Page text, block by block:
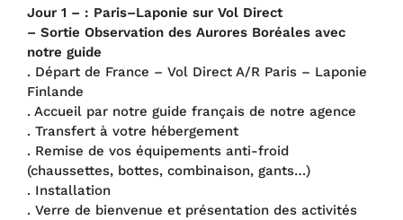
Jour 1 – : Paris–Laponie sur Vol Direct
– Sortie Observation des Aurores Boréales avec
notre guide
. Départ de France – Vol Direct A/R Paris – Laponie
Finlande
. Accueil par notre guide français de notre agence
. Transfert à votre hébergement
. Remise de vos équipements anti-froid
(chaussettes, bottes, combinaison, gants…)
. Installation
. Verre de bienvenue et présentation des activités